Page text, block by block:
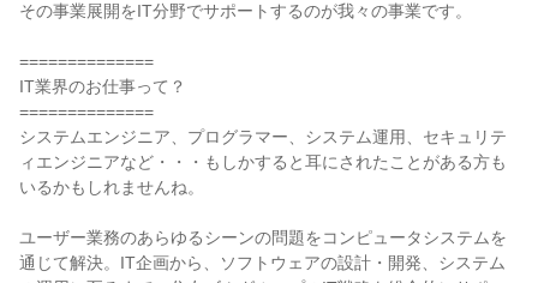
その事業展開をIT分野でサポートするのが我々の事業です。
==============
IT業界のお仕事って？
==============
システムエンジニア、プログラマー、システム運用、セキュリテ
ィエンジニアなど・・・もしかすると耳にされたことがある方も
いるかもしれませんね。
ユーザー業務のあらゆるシーンの問題をコンピュータシステムを
通じて解決。IT企画から、ソフトウェアの設計・開発、システム